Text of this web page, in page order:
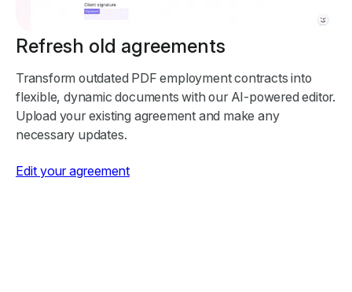
Refresh old agreements
Transform outdated PDF employment contracts into
flexible, dynamic documents with our AI-powered editor.
Upload your existing agreement and make any
necessary updates.
Edit your agreement